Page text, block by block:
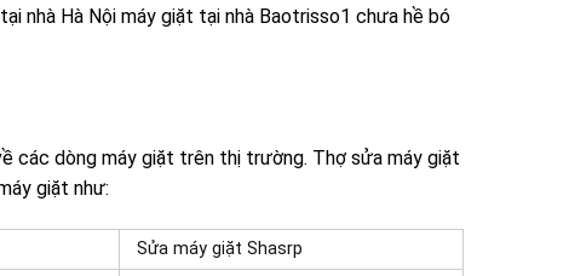
nhà Hà Nội máy giặt tại nhàBaotrisso1 chưa hề bó
các dòng máy giặt trên thị trường. Thợ sửa máy giặt
giặt như:
Sửa máy giặt Shasrp